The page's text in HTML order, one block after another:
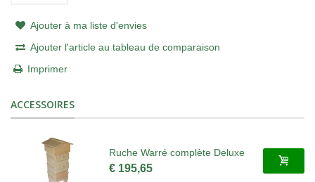
Ajouter à ma liste d'envies
Ajouter l'article au tableau de comparaison
Imprimer
ACCESSOIRES
Ruche Warré complète Deluxe
€ 195,65